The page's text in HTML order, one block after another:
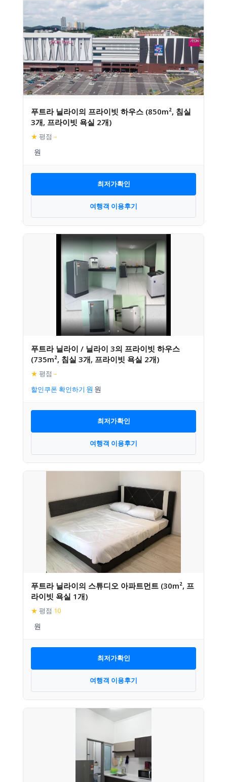
푸트라 닐라이의 프라이빗 하우스 (850m², 침실
3개, 프라이빗 욕실 2개)
★ 평점 –
최저가확인
여행객 이용후기
푸트라 닐라이 / 닐라이 3의 프라이빗 하우스
(735m², 침실 3개, 프라이빗 욕실 2개)
★ 평점 –
할인쿠폰 확인하기
최저가확인
여행객 이용후기
푸트라 닐라이의 스튜디오 아파트먼트 (30m², 프
라이빗 욕실 1개)
★ 평점 10
최저가확인
여행객 이용후기